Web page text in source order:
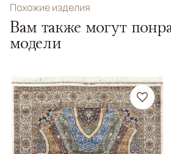
Похожие изделия
Вам также могут
модели